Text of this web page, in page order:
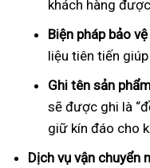
khách hàng
Biện pháp bảo
liệu tiên tiến
Ghi tên sản
sẽ được ghi là
giữ kín đáo cho
Dịch vụ vận chuyển